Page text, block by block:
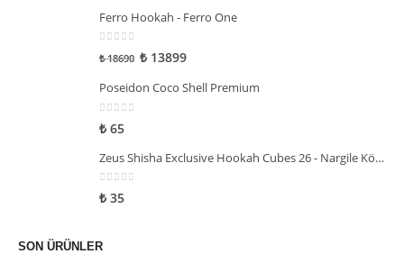
Ferro Hookah - Ferro One
5 üzerinden
₺18690 ₺ 13899
Poseidon Coco Shell Premium
0
₺ 65
Zeus Shisha Exclusive Hookah Cubes 26 - Nargile Kömürü
0 5 üzerinden
₺ 35
SON ÜRÜNLER